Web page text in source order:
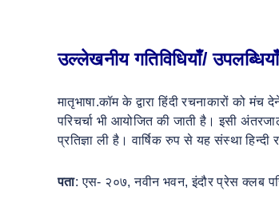
उल्लेखनीय गतिविधियाँ/
मातृभाषा.कॉम के द्वारा हिंदी रचनाकारों को
परिचर्चा भी आयोजित की जाती है। इसी
प्रतिज्ञा ली है। वार्षिक रुप से यह संस्था
पता: एस- २०७, नवीन भवन, इंदौर प्रेस क्लब